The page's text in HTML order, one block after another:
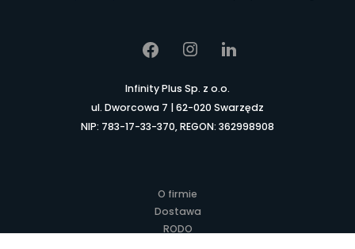
Infinity Plus Sp. z o.o.
ul. Dworcowa 7 | 62-020 Swarzędz
NIP: 783-17-33-370, REGON: 362998908
O firmie
Dostawa
RODO